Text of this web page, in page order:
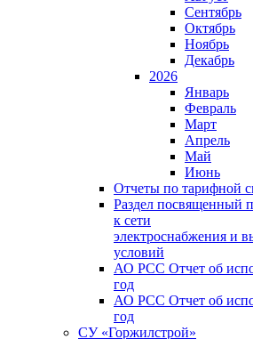
Сентябрь
Октябрь
Ноябрь
Декабрь
2026
Январь
Февраль
Март
Апрель
Май
Июнь
Отчеты по тарифной
Раздел посвященный
к сети
электроснабжения и
условий
АО РСС Отчет об
год
АО РСС Отчет об
год
СУ «Горжилстрой»